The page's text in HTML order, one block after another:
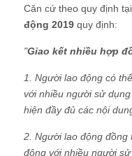
Căn cứ theo quy định tại
động 2019 quy định:
"Giao kết nhiều hợp
1. Người lao động có
với nhiều người sử
hiện đầy đủ các nội
2. Người lao động đồng
động với nhiều người